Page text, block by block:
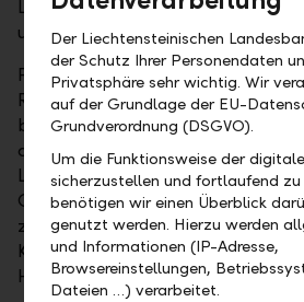
Liechtenstein profitierte – dank
und starker Anbindung an die
Für die LLB war es ein Jahr der
Reich, langjähriges Mitglied der
bisheriger Group CFO, übernahm
als CEO. Zudem übernahm
Leitung der Division Privat- und
Gleichzeitig zog sich die LLB aus
zurück und stärkte mit der
Kantonalbank Österreich AG ihre
Heimmarkt.
Der Liechtensteinischen
der Schutz Ihrer Personendaten
Privatsphäre sehr wichtig. Wir
auf der Grundlage der EU-
Grundverordnung (DSGVO).
Um die Funktionsweise der
sicherzustellen und fortlaufend zu
benötigen wir einen Überblick
genutzt werden. Hierzu werden
und Informationen (IP-Adresse,
Browsereinstellungen,
Dateien …) verarbeitet.